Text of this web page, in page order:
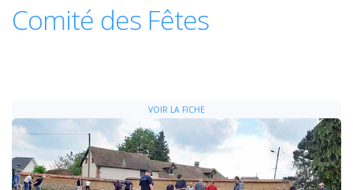
Comité des Fêtes
VOIR LA FICHE